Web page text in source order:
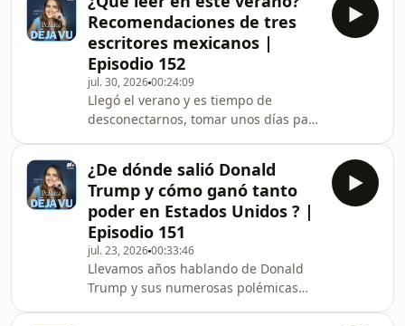
empresa especializada, de nombre
Territorium Life, que justamente se
dedica a hacer este tipo de procesos
en línea. Pero este modelo no
funcionó. Hubo tramposos con
puntajes tan increíbles, que
estudiantes honestos que apenas
tenían unos cuantos errores en
Recomendaciones de tres
escritores mexicanos |
Episodio 152
jul. 30, 202600:24:09
Llegó el verano y es tiempo de
desconectarnos, tomar unos días para
poco. En esta ocasión, invitamos a
tres escritores para que nos dieran
sus recomendaciones relacionadas
con política e historia: Laura Sofía
Rivero, ensayista y autora de Dios
tiene tripas, entre otros. Eduardo
Huchín, quien es editor de Letras
Libres y ha public
¿De dónde salió Donald
Trump y cómo ganó tanto
poder en Estados Unidos ? |
Episodio 151
jul. 23, 202600:33:46
Llevamos años hablando de Donald
Trump y sus numerosas polémicas